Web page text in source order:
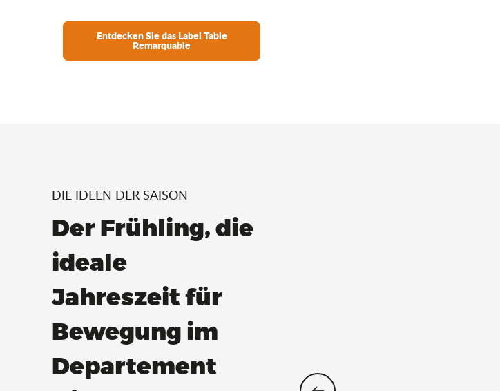
Entdecken Sie das Label Table
Remarquable
DIE IDEEN DER SAISON
Der Frühling, die
ideale
Jahreszeit für
Bewegung im
Departement